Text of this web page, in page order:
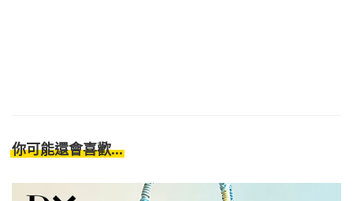
你可能還會喜歡...